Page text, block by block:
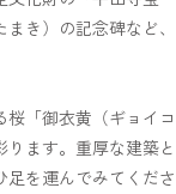
き）の記念碑など、
「御衣黄（ギョイコ
ます。重厚な建築と
を運んでみてくださ